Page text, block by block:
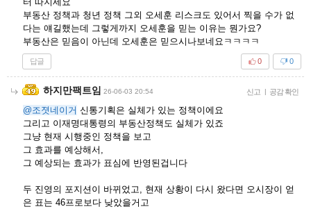
부동산 정책과 청년 정책 그외 오세훈 리스크도 있어서 찍을 수가 없
다는 얘길했는데 그렇게까지 오세훈을 믿는 이유는 뭔가요?
부동산은 믿음이 아닌데 오세훈은 믿으시나보네요ㅋㅋㅋㅋ
답글 0
0
하지만팩트임 26-06-03 20:54 신고 | 공감 확인
@조졋네이거 신통기획은 실체가 있는 정책이에요
그리고 이재명대통령의 부동산정책도 실체가 있죠
그냥 현재 시행중인 정책을 보고
그 효과를 예상해서,
그 예상되는 효과가 표심에 반영된겁니다
두 진영의 포지션이 바뀌었고, 현재 상황이 다시 왔다면 오시장이 얻
은 표는 46프로보다 낮았을거고